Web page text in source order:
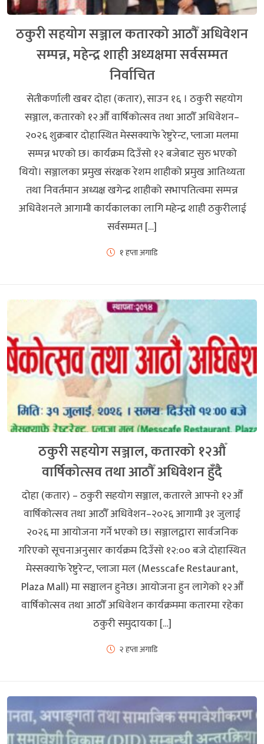
ठकुरी सहयोग सञ्जाल कतारको आठौँ अधिवेशन
सम्पन्न, महेन्द्र शाही अध्यक्षमा सर्वसम्मत
निर्वाचित
सेतीकर्णाली खबर दोहा (कतार), साउन १६ । ठकुरी सहयोग
सञ्जाल, कतारको १२औँ वार्षिकोत्सव तथा आठौँ अधिवेशन–
२०२६ शुक्रबार दोहास्थित मेस्सक्याफे रेष्टुरेन्ट, प्लाजा मलमा
सम्पन्न भएको छ। कार्यक्रम दिउँसो १२ बजेबाट सुरु भएको
थियो। सञ्जालका प्रमुख संरक्षक रेशम शाहीको प्रमुख आतिथ्यता
तथा निवर्तमान अध्यक्ष खगेन्द्र शाहीको सभापतित्वमा सम्पन्न
अधिवेशनले आगामी कार्यकालका लागि महेन्द्र शाही ठकुरीलाई
सर्वसम्मत […]
१ हप्ता अगाडि
ठकुरी सहयोग सञ्जाल, कतारको १२औँ
वार्षिकोत्सव तथा आठौँ अधिवेशन हुँदै
दोहा (कतार) – ठकुरी सहयोग सञ्जाल, कतारले आफ्नो १२औँ
वार्षिकोत्सव तथा आठौँ अधिवेशन–२०२६ आगामी ३१ जुलाई
२०२६ मा आयोजना गर्ने भएको छ। सञ्जालद्वारा सार्वजनिक
गरिएको सूचनाअनुसार कार्यक्रम दिउँसो १२:०० बजे दोहास्थित
मेस्सक्याफे रेष्टुरेन्ट, प्लाजा मल (Messcafe Restaurant,
Plaza Mall) मा सञ्चालन हुनेछ। आयोजना हुन लागेको १२औँ
वार्षिकोत्सव तथा आठौँ अधिवेशन कार्यक्रममा कतारमा रहेका
ठकुरी समुदायका […]
२ हप्ता अगाडि